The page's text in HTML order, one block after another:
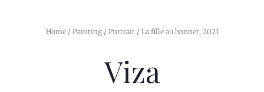
Home/ Painting/ Portrait/ La fille au bonnet, 2021
Viza